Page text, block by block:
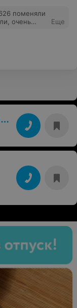
поменяли
очень
Еще